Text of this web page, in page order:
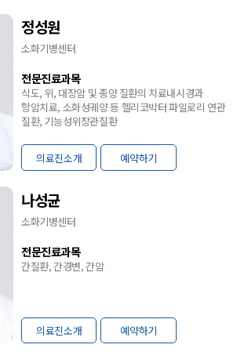
가성낭종배액술/스파이글래스, 내시경용종절제술)
정성원
소화기병센터
전문진료과목
식도, 위, 대장암 및 종양 질환의 치료내시경과
항암치료, 소화성궤양 등 헬리코박터 파일로리 연관
질환, 기능성위장관질환
의료진소개 예약하기
나성균
소화기병센터
전문진료과목
간질환, 간경변, 간암
의료진소개 예약하기